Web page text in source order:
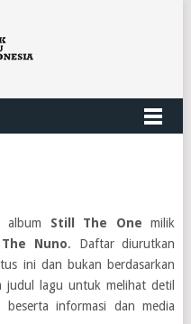
album Still The One milik
Nuno. Daftar diurutkan
ini dan bukan berdasarkan
judul lagu untuk melihat detil
informasi dan media